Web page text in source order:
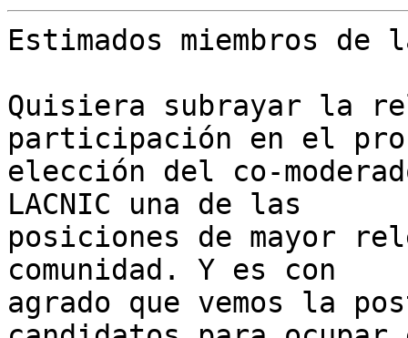
Estimados miembros de
Quisiera subrayar la
participación en el
elección del co-
LACNIC una de las
posiciones de mayor
comunidad. Y es con
agrado que vemos la